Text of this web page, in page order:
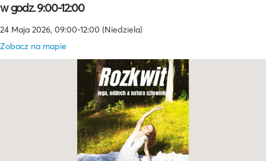
w godz. 9:00-12:00
24 Maja 2026, 09:00-12:00 (Niedziela)
Zobacz na mapie